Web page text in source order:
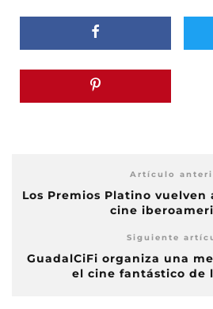
Artículo
Los Premios Platino
cine
Siguiente
GuadalCiFi organiza una
el cine fantástico de